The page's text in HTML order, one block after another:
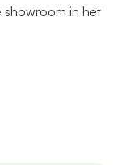
showroom in het